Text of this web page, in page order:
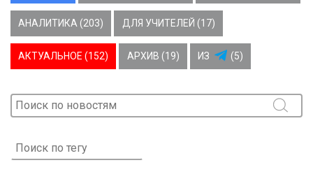
АНАЛИТИКА (203) ДЛЯ УЧИТЕЛЕЙ (17)
АКТУАЛЬНОЕ (152) АРХИВ (19) ИЗ (5)